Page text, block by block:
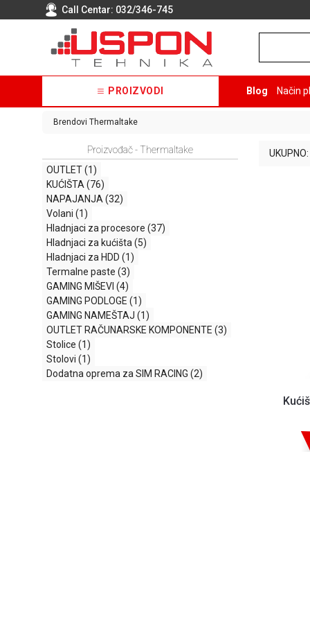
Call Centar: 032/346-745
PROIZVODI Blog Način
Brendovi Thermaltake
Proizvođač - Thermaltake
OUTLET (1)
KUĆIŠTA (76)
NAPAJANJA (32)
Volani (1)
Hladnjaci za procesore (37)
Hladnjaci za kućišta (5)
Hladnjaci za HDD (1)
Termalne paste (3)
GAMING MIŠEVI (4)
GAMING PODLOGE (1)
GAMING NAMEŠTAJ (1)
OUTLET RAČUNARSKE KOMPONENTE (3)
Stolice (1)
Stolovi (1)
Dodatna oprema za SIM RACING (2)